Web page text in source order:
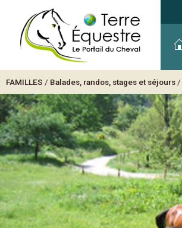
FAMILLES / Balades, randos, stages et séjours /